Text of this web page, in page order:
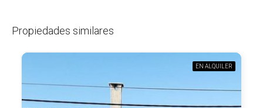
Propiedades similares
EN ALQUILER